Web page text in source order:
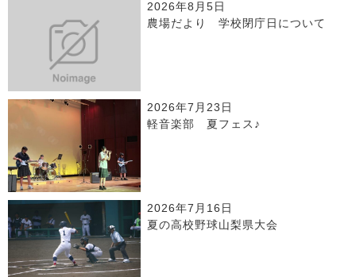
2026年8月5日
農場だより 学校閉庁日について
2026年7月23日
軽音楽部 夏フェス♪
2026年7月16日
夏の高校野球山梨県大会